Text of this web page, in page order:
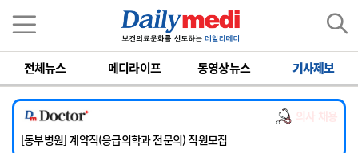
전체뉴스 메디라이프 동영상뉴스 기사제보
의사 채용
[서울아산병원] 2026년 하반기 인턴 모집
[영남대학교의료원] 마취통증의학과 임기제 임상의사 채용
[충남대학교병원] 소아청소년과(소아응급전담) 계약직 의사 공개채용
[동부병원] 계약직(응급의학과 전문의) 직원모집